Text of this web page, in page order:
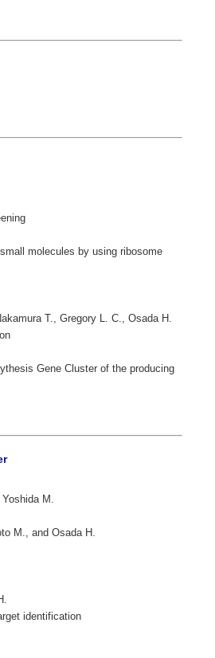
molecules by using ribosome
T., Gregory L. C., Osada H.
Gene Cluster of the producing
M.
M., and Osada H.
identification